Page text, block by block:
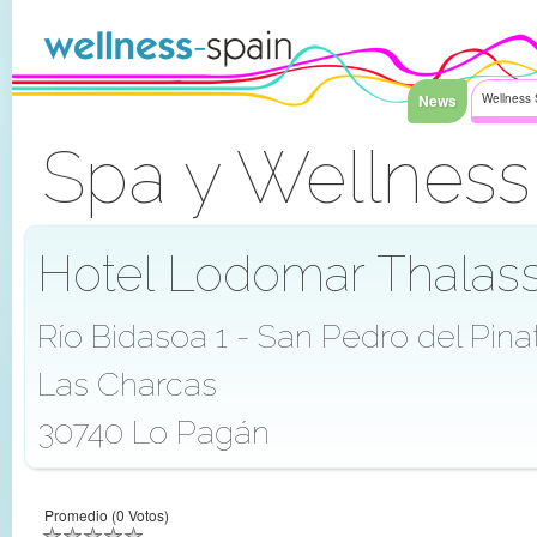
News Wellness
Spa y
Acceder
Hotel Lodomar
Río Bidasoa 1 - San Pedro del
Las Charcas
30740 Lo Pagán
Promedio (0 Votos)